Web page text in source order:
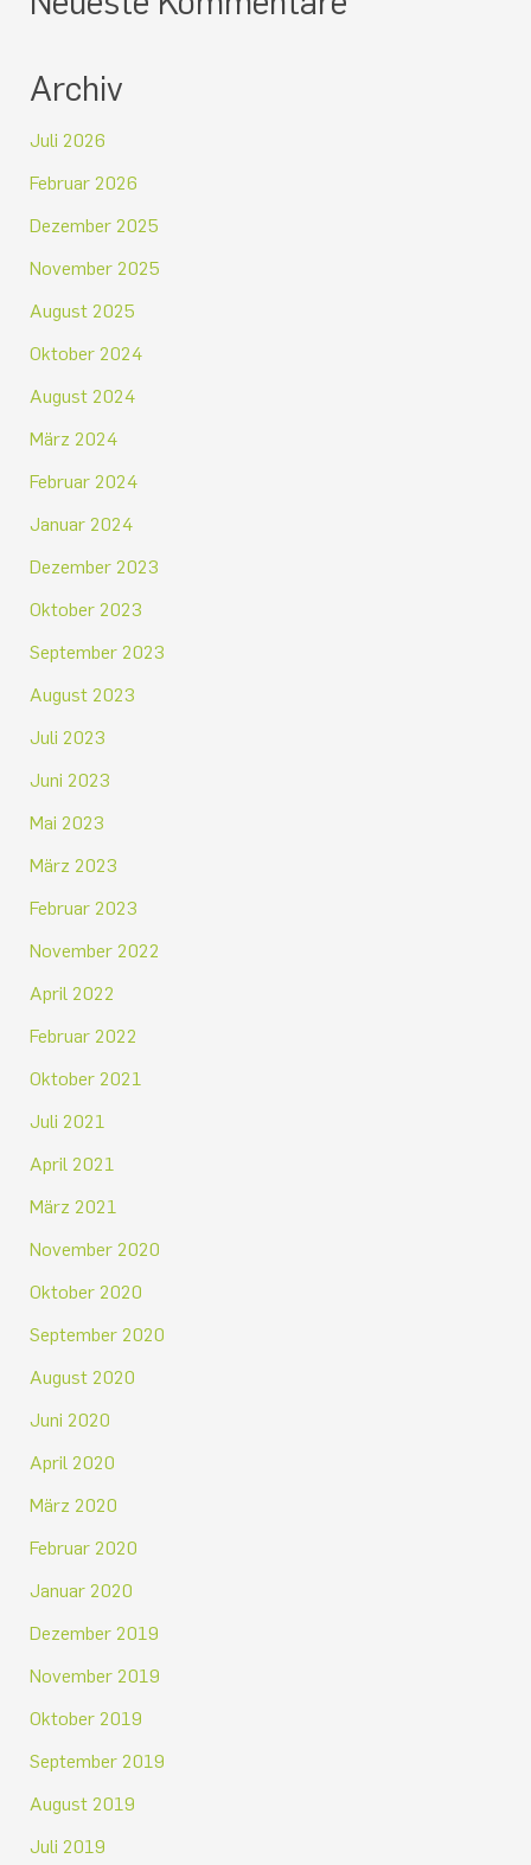
Archiv
Juli 2026
Februar 2026
Dezember 2025
November 2025
August 2025
Oktober 2024
August 2024
März 2024
Februar 2024
Januar 2024
Dezember 2023
Oktober 2023
September 2023
August 2023
Juli 2023
Juni 2023
Mai 2023
März 2023
Februar 2023
November 2022
April 2022
Februar 2022
Oktober 2021
Juli 2021
April 2021
März 2021
November 2020
Oktober 2020
September 2020
August 2020
Juni 2020
April 2020
März 2020
Februar 2020
Januar 2020
Dezember 2019
November 2019
Oktober 2019
September 2019
August 2019
Juli 2019